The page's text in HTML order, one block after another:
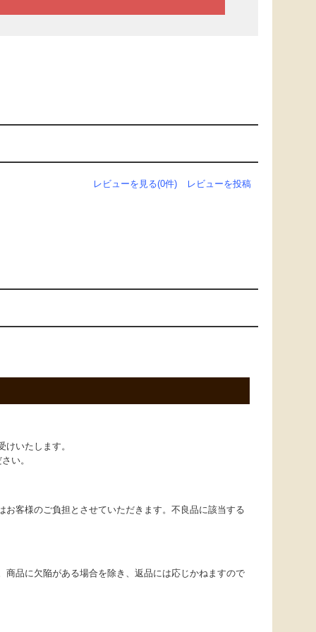
レビューを見る(0件) レビューを投稿
いたします。
い。
お客様のご負担とさせていただきます。不良品に該当する
商品に欠陥がある場合を除き、返品には応じかねますので